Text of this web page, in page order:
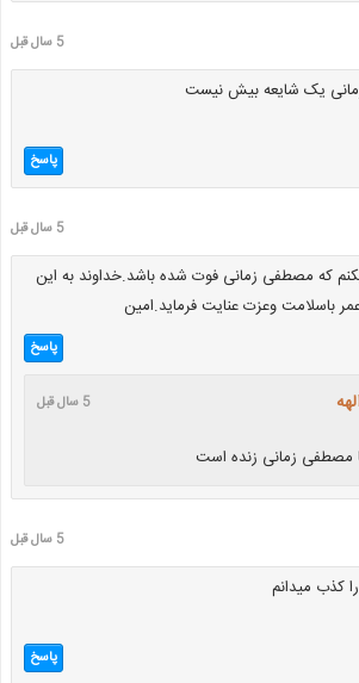
5 سال قبل
یک شایعه بیش نیست
پاسخ
5 سال قبل
که مصطفی زمانی فوت شده باشد.خداوند به این
باسلامت وعزت عنایت فرماید.امین
پاسخ
5 سال قبل
مصطفی زمانی زنده است
5 سال قبل
کذب میدانم
پاسخ